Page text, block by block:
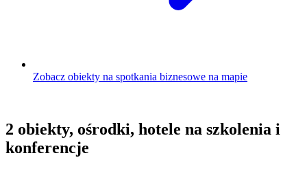
Zobacz obiekty na spotkania biznesowe na mapie
2 obiekty, ośrodki, hotele na szkolenia i
konferencje